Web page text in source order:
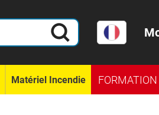
Matériel Incendie FORMATION